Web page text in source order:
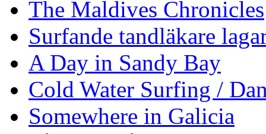
The Maldives Chronicles
Surfande tandläkare
A Day in Sandy Bay
Cold Water Surfing /
Somewhere in Galicia